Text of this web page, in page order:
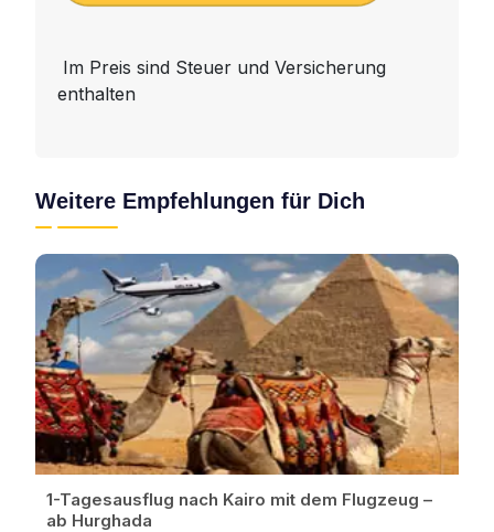
Im Preis sind Steuer und Versicherung
enthalten
Weitere Empfehlungen für Dich
1-Tagesausflug nach Kairo mit dem Flugzeug –
ab Hurghada